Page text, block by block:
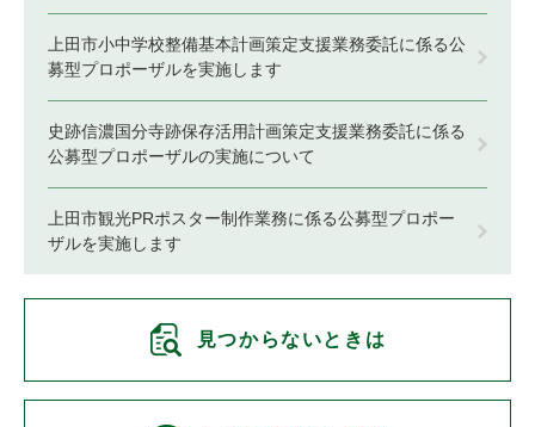
上田市小中学校整備基本計画策定支援業務委託に係る公
募型プロポーザルを実施します
史跡信濃国分寺跡保存活用計画策定支援業務委託に係る
公募型プロポーザルの実施について
上田市観光PRポスター制作業務に係る公募型プロポー
ザルを実施します
見つからないときは